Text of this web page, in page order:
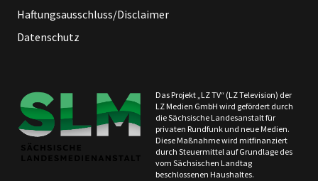
Haftungsausschluss/Disclaimer
Datenschutz
Das Projekt „LZ TV“ (LZ Television) der
LZ Medien GmbH wird gefördert durch
die Sächsische Landesanstalt für
privaten Rundfunk und neue Medien.
Diese Maßnahme wird mitfinanziert
durch Steuermittel auf Grundlage des
vom Sächsischen Landtag
beschlossenen Haushaltes.